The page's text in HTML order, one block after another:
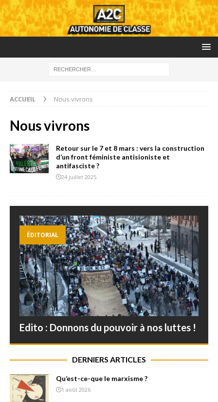
ACCUEIL Nous vivrons
Nous vivrons
Retour sur le 7 et 8 mars : vers la construction
d’un front féministe antisioniste et
antifasciste ?
24 juillet 2025
ÉDITORIAL
Edito : Donnons du pouvoir à nos luttes !
DERNIERS ARTICLES
Qu’est-ce-que le marxisme ?
1 août 2026